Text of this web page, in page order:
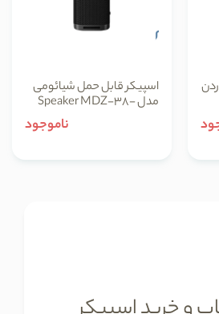
اسپیکر قابل حمل شیائومی
مدل Speaker MDZ-38-
DB Xiaomi Sound Outdoor
ناموجود